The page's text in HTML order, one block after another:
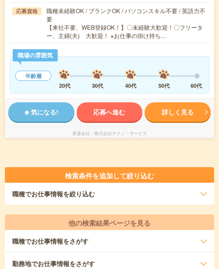
応募資格
職種未経験OK / ブランクOK / パソコンスキル不要 / 英語力不
要
【来社不要、WEB登録OK！】〇未経験大歓迎！〇フリータ
ー、主婦(夫) 大歓迎！ ※お仕事の掛け持ち…
職場の雰囲気
年齢層
20代
30代 40代 50代 60代
気になる! 応募へ進む 詳しく見る
派遣会社 株式会社テクノ・サービス
検索条件を追加して絞り込む
職種でお仕事情報を絞り込む
他の検索結果ページを見る
職種でお仕事情報をさがす
勤務地でお仕事情報をさがす